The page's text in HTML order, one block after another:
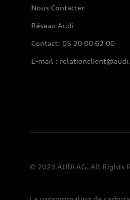
Nous Contacter
Réseau Audi
Contact: 05 20 00 62 00
E-mail :
© 2023 AUDI AG. All Rights